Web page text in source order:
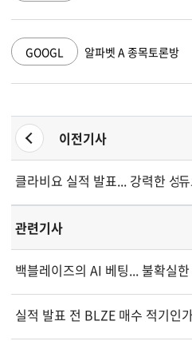
GOOGL 알파벳 A 종목토론방
이전기사
클라비요 실적 발표... 강력한 성
관련기사
백블레이즈의 AI 베팅... 불확실
실적 발표 전 BLZE 매수 적기인